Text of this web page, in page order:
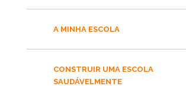
A MINHA ESCOLA
CONSTRUIR UMA ESCOLA
SAUDÁVELMENTE